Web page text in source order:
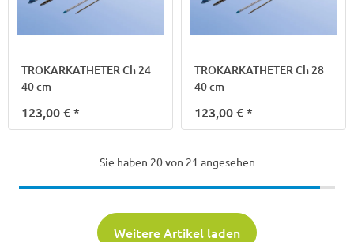
TROKARKATHETER Ch 24
40 cm
123,00 €*
TROKARKATHETER Ch 28
40 cm
123,00 €*
Sie haben 20von 21 angesehen
Weitere Artikel laden